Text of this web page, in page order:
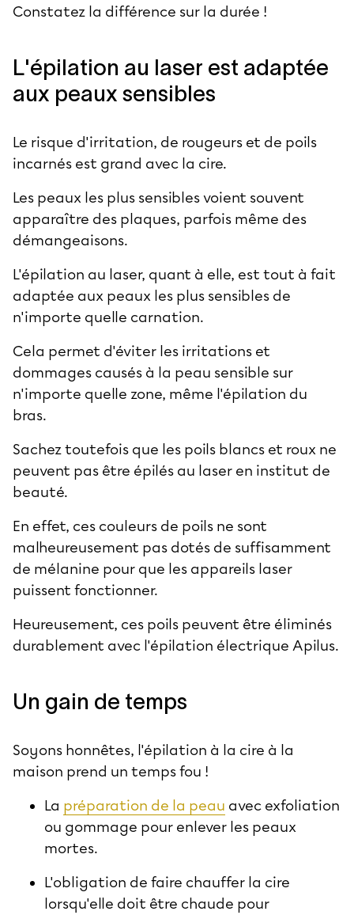
Constatez la différence sur la durée !
L'épilation au laser est adaptée
aux peaux sensibles
Le risque d'irritation, de rougeurs et de poils
incarnés est grand avec la cire.
Les peaux les plus sensibles voient souvent
apparaître des plaques, parfois même des
démangeaisons.
L'épilation au laser, quant à elle, est tout à fait
adaptée aux peaux les plus sensibles de
n'importe quelle carnation.
Cela permet d'éviter les irritations et
dommages causés à la peau sensible sur
n'importe quelle zone, même l'épilation du
bras.
Sachez toutefois que les poils blancs et roux ne
peuvent pas être épilés au laser en institut de
beauté.
En effet, ces couleurs de poils ne sont
malheureusement pas dotés de suffisamment
de mélanine pour que les appareils laser
puissent fonctionner.
Heureusement, ces poils peuvent être éliminés
durablement avec l'épilation électrique Apilus.
Un gain de temps
Soyons honnêtes, l'épilation à la cire à la
maison prend un temps fou !
La préparation de la peau avec exfoliation
ou gommage pour enlever les peaux
mortes.
L'obligation de faire chauffer la cire
lorsqu'elle doit être chaude pour